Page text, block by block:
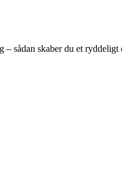
sådan skaber du et